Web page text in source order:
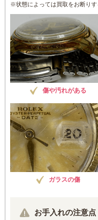
※状態によっては買取をお断りす
傷や汚れがある
ガラスの傷
お手入れの注意点